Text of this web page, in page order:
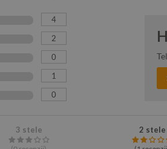
4
2
0
1
0
3 stele 2 stele